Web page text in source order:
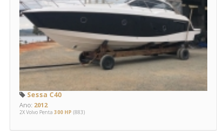
Sessa C40
Ano: 2012
2X Volvo Penta 300 HP (883)